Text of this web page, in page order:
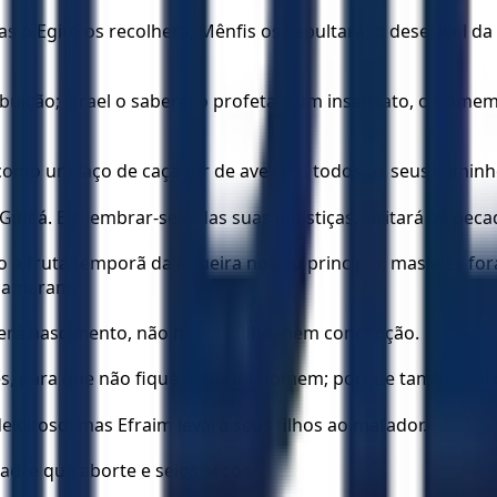
o Egito os recolherá, Mênfis os sepultará; o desejável
Israel o saberá; o profeta é um insensato, o
um laço de caçador de aves em todos os seus
Ele lembrar-se-á das suas injustiças, visitará os
fruta temporã da figueira no seu princípio; mas eles
nascimento, não haverá filho, nem concepção.
para que não fique nenhum homem; porque também
mas Efraim levará seus filhos ao matador.
que aborte e seios secos.